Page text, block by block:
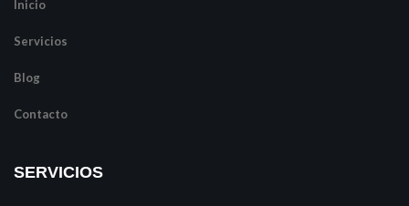
Inicio
Servicios
Blog
Contacto
SERVICIOS